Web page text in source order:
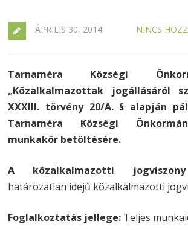
ÁPRILIS 30, 2014 NINCS
Tarnaméra Községi
„Közalkalmazottak jogállásáról
XXXIII. törvény 20/A. § alapján
Tarnaméra Községi
munkakör betöltésére.
A közalkalmazotti
határozatlan idejű közalkalmazotti
Foglalkoztatás jellege: Teljes